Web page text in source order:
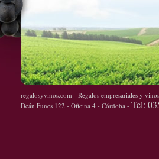
regalosyvinos.com - Regalos empresariales y
Deán Funes 122 - Oficina 4 - Córdoba - Tel: